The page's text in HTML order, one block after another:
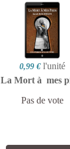
0,99 € l'unité
La Mort à mes
Pas de vote